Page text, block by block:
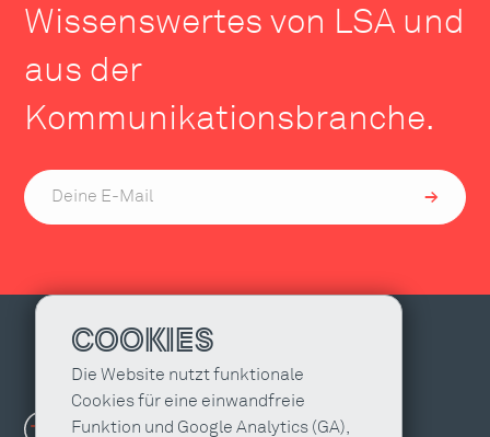
Wissenswertes von LSA und
aus der
Kommunikationsbranche.
COOKIES
Die Website nutzt funktionale
Cookies für eine einwandfreie
Funktion und Google Analytics (GA),